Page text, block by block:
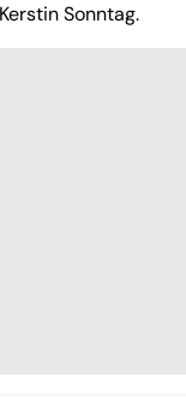
Sonntag.